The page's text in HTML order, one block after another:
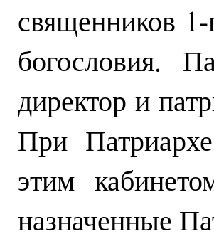
священников
богословия.
директор и
При
этим
назначенные